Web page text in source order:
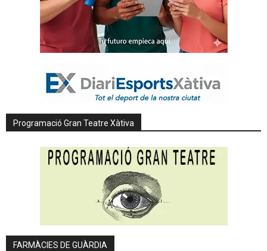
Programació Gran Teatre Xàtiva
FARMÀCIES DE GUÀRDIA